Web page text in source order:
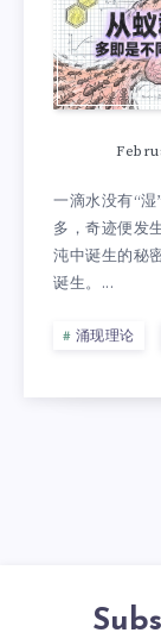
一滴水没有“
多，奇迹便发
沌中诞生的秘
诞生。...
涌现理论